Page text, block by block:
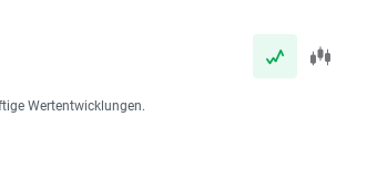
Wertentwicklungen.